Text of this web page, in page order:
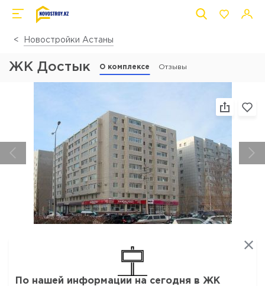
Новостройки Астаны
ЖК Достык О комплексе Отзывы
По нашей информации на сегодня в ЖК